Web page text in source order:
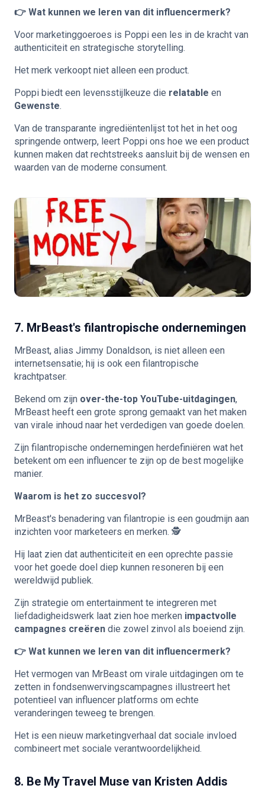
👉 Wat kunnen we leren van dit influencermerk?
Voor marketinggoeroes is Poppi een les in de kracht van
authenticiteit en strategische storytelling.
Het merk verkoopt niet alleen een product.
Poppi biedt een levensstijlkeuze die relatable en
Gewenste.
Van de transparante ingrediëntenlijst tot het in het oog
springende ontwerp, leert Poppi ons hoe we een product
kunnen maken dat rechtstreeks aansluit bij de wensen en
waarden van de moderne consument.
7. MrBeast's filantropische ondernemingen
MrBeast, alias Jimmy Donaldson, is niet alleen een
internetsensatie; hij is ook een filantropische
krachtpatser.
Bekend om zijn over-the-top YouTube-uitdagingen,
MrBeast heeft een grote sprong gemaakt van het maken
van virale inhoud naar het verdedigen van goede doelen.
Zijn filantropische ondernemingen herdefiniëren wat het
betekent om een influencer te zijn op de best mogelijke
manier.
Waarom is het zo succesvol?
MrBeast's benadering van filantropie is een goudmijn aan
inzichten voor marketeers en merken. 🕵️
Hij laat zien dat authenticiteit en een oprechte passie
voor het goede doel diep kunnen resoneren bij een
wereldwijd publiek.
Zijn strategie om entertainment te integreren met
liefdadigheidswerk laat zien hoe merken impactvolle
campagnes creëren die zowel zinvol als boeiend zijn.
👉 Wat kunnen we leren van dit influencermerk?
Het vermogen van MrBeast om virale uitdagingen om te
zetten in fondsenwervingscampagnes illustreert het
potentieel van influencer platforms om echte
veranderingen teweeg te brengen.
Het is een nieuw marketingverhaal dat sociale invloed
combineert met sociale verantwoordelijkheid.
8. Be My Travel Muse van Kristen Addis